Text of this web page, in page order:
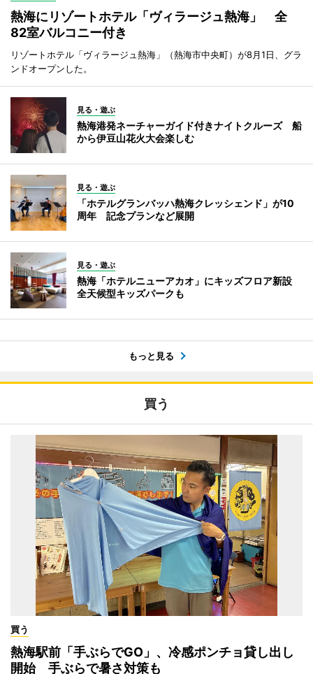
熱海にリゾートホテル「ヴィラージュ熱海」 全
82室バルコニー付き
リゾートホテル「ヴィラージュ熱海」（熱海市中央町）が8月1日、グラ
ンドオープンした。
見る・遊ぶ
熱海港発ネーチャーガイド付きナイトクルーズ 船
から伊豆山花火大会楽しむ
見る・遊ぶ
「ホテルグランバッハ熱海クレッシェンド」が10
周年 記念プランなど展開
見る・遊ぶ
熱海「ホテルニューアカオ」にキッズフロア新設
全天候型キッズパークも
もっと見る
買う
買う
熱海駅前「手ぶらでGO」、冷感ポンチョ貸し出し
開始 手ぶらで暑さ対策も